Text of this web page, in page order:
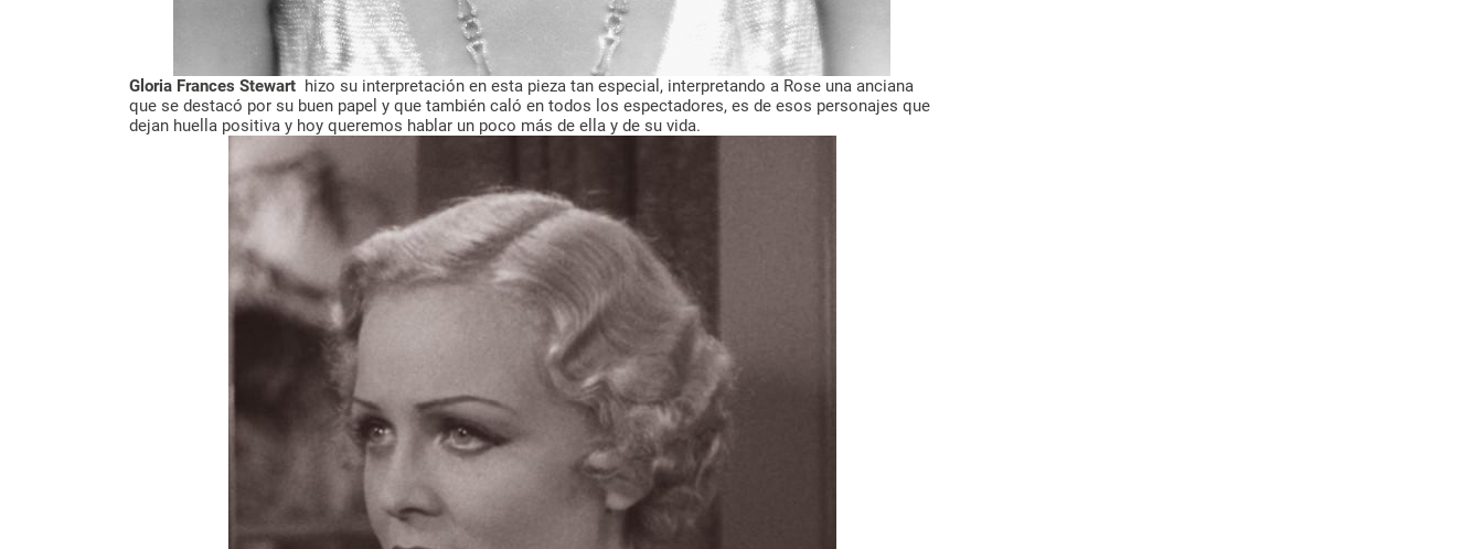
Gloria Frances Stewart hizo su interpretación en esta pieza tan especial, interpretando a Rose una anciana
que se destacó por su buen papel y que también caló en todos los espectadores, es de esos personajes que
dejan huella positiva y hoy queremos hablar un poco más de ella y de su vida.